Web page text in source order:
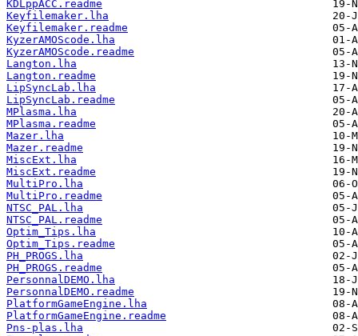
KDLppACC.readme
Keyfilemaker.lha
Keyfilemaker.readme
KyzerAMOScode.lha
KyzerAMOScode.readme
Langton.lha
Langton.readme
LipSyncLab.lha
LipSyncLab.readme
MPlasma.lha
MPlasma.readme
Mazer.lha
Mazer.readme
MiscExt.lha
MiscExt.readme
MultiPro.lha
MultiPro.readme
NTSC_PAL.lha
NTSC_PAL.readme
Optim_Tips.lha
Optim_Tips.readme
PH_PROGS.lha
PH_PROGS.readme
PersonnalDEMO.lha
PersonnalDEMO.readme
PlatformGameEngine.lha
PlatformGameEngine.readme
Pns-plas.lha